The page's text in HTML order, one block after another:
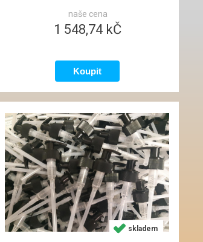
naše cena
1 548,74 kČ
skladem